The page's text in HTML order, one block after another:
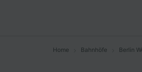
Home Bahnhöfe Berlin